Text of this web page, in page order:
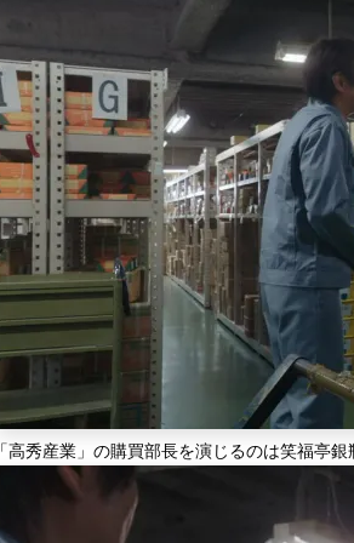
「高秀産業」の購買部長を演じるのは笑福亭銀